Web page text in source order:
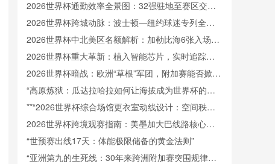
学与飞行轨迹的微扰动解析
2026世界杯通勤效率全景图：32强驻地至赛区交通
时长横向对比
2026世界杯跨城动脉：波士顿—纽约球迷专列全程
接驳体系深度拆解
2026世界杯中北美区名额解析：加勒比海6张入场券
将如何分配
2026世界杯重大革新：植入智能芯片，实时追踪射
门速度
2026世界杯暗战：欧洲“草根”军团，附加赛能否掀起
腥风血雨？
“高原炼狱：瓜达拉哈拉如何让海拔成为世界杯的隐
形裁判”
**“2026世界杯综合场馆更衣室动线设计：空间秩序
重塑与运行效能提升策略”**
2026世界杯跨境观赛指南：美墨加大巴线路核心要
点解析
“世预赛出线17天：体能极限储备的黄金法则”
“亚洲第九的生死线：30年来跨洲附加赛突围规律与